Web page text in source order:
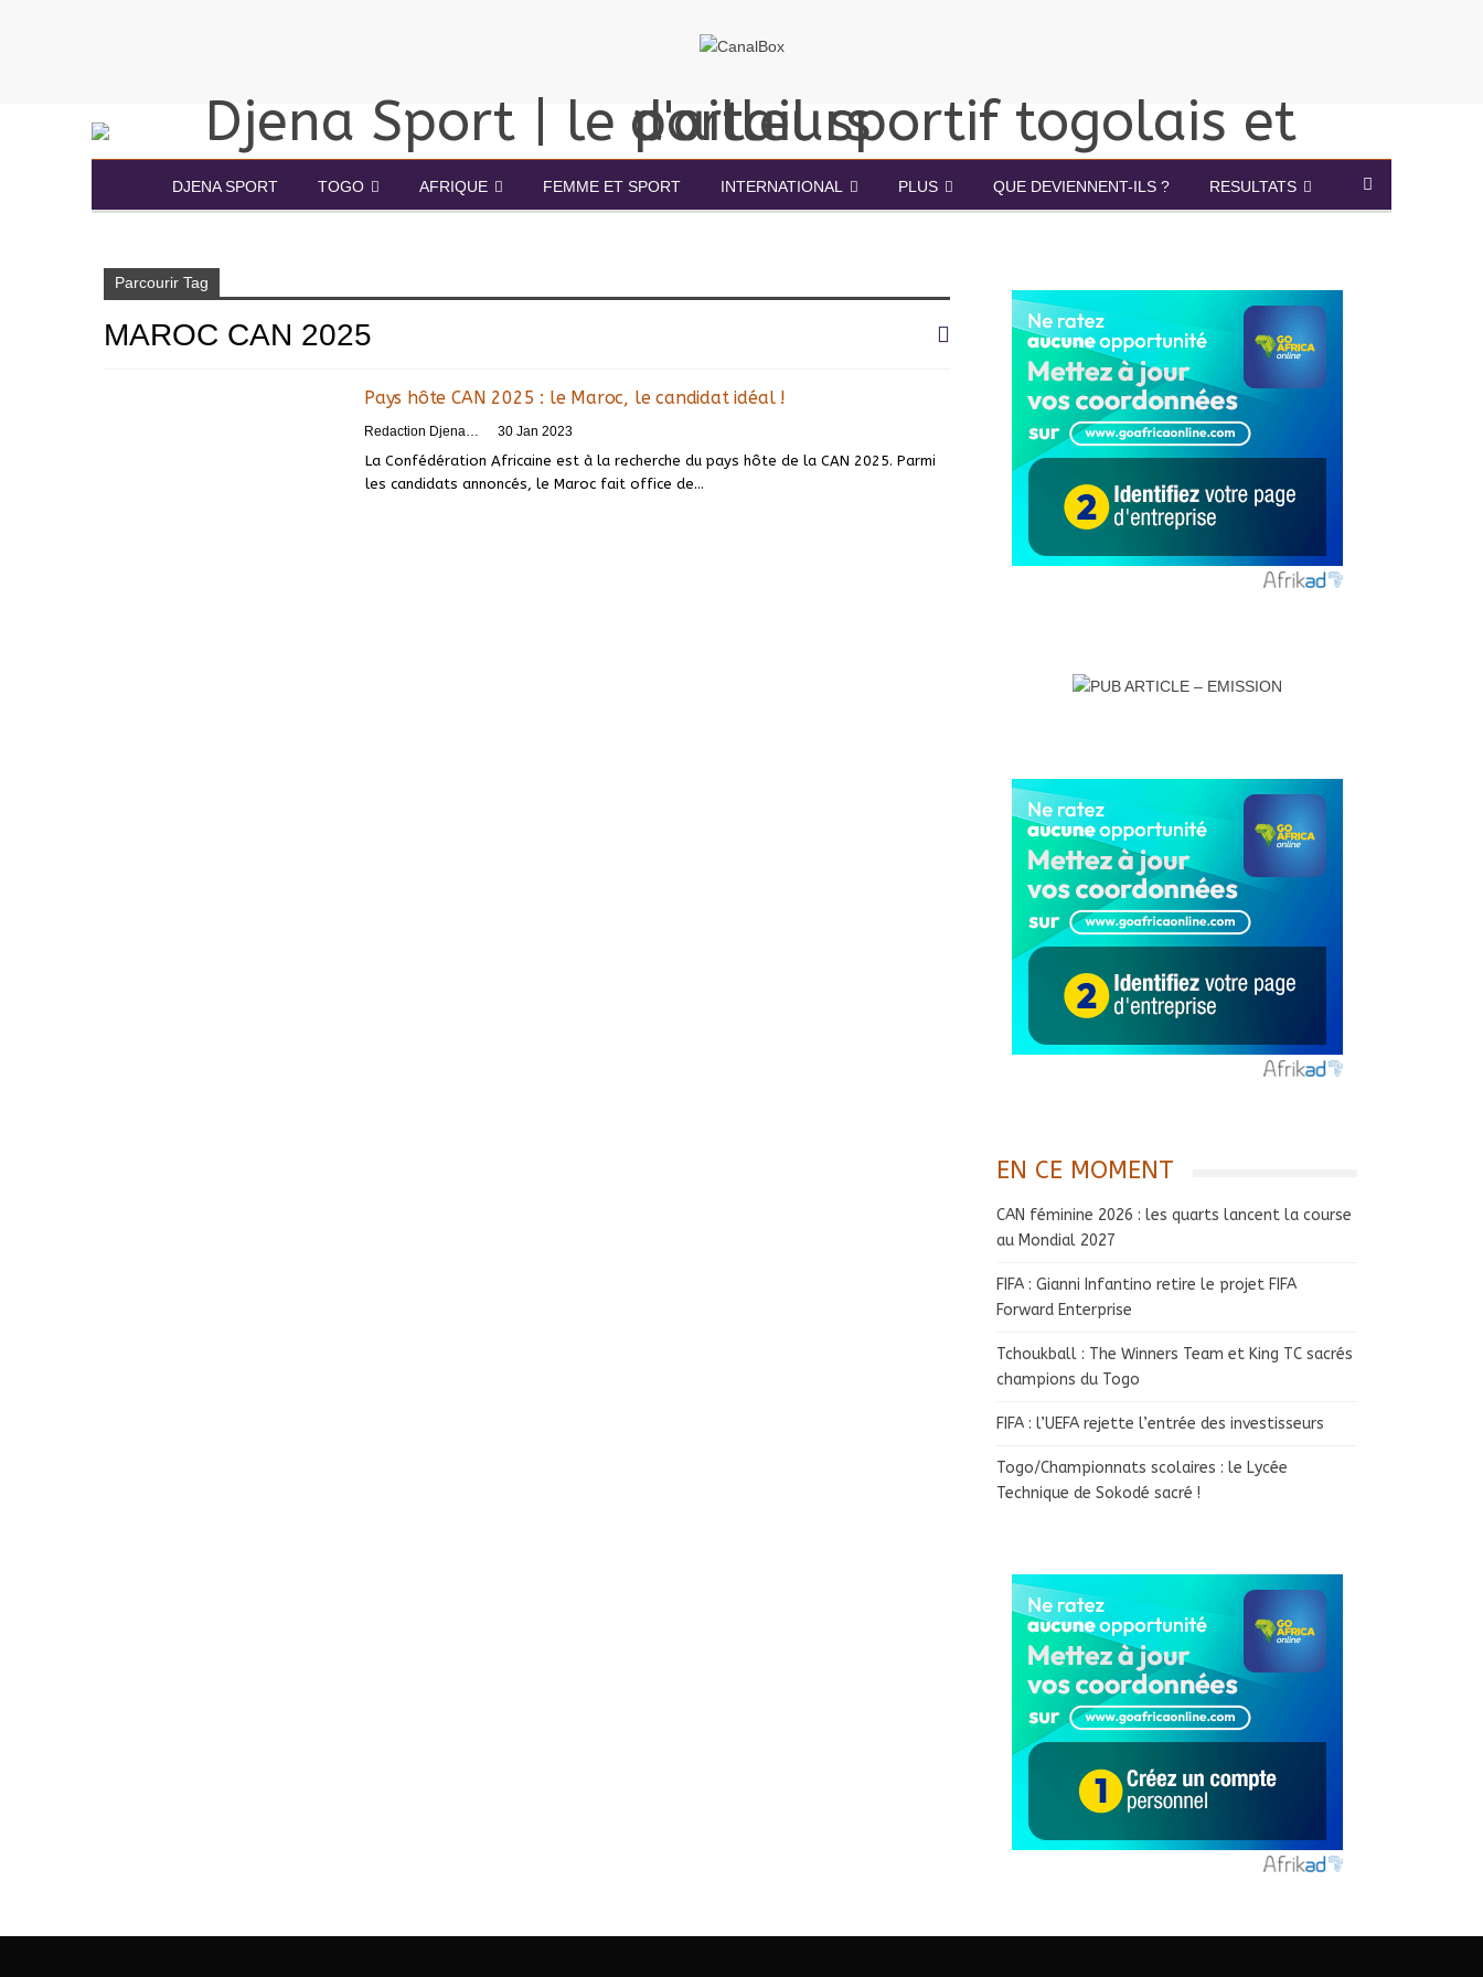
DJENA SPORT TOGO AFRIQUE FEMME ET SPORT INTERNATIONAL PLUS QUE DEVIENNENT-ILS ? RESULTATS
Parcourir Tag
MAROC CAN 2025
Pays hôte CAN 2025 : le Maroc, le candidat idéal !
Redaction DjenaSport 30 Jan 2023
La Confédération Africaine est à la recherche du pays hôte de la CAN 2025. Parmi
les candidats annoncés, le Maroc fait office de…
EN CE MOMENT
CAN féminine 2026 : les quarts lancent la course
au Mondial 2027
FIFA : Gianni Infantino retire le projet FIFA
Forward Enterprise
Tchoukball : The Winners Team et King TC sacrés
champions du Togo
FIFA : l’UEFA rejette l’entrée des investisseurs
Togo/Championnats scolaires : le Lycée
Technique de Sokodé sacré !